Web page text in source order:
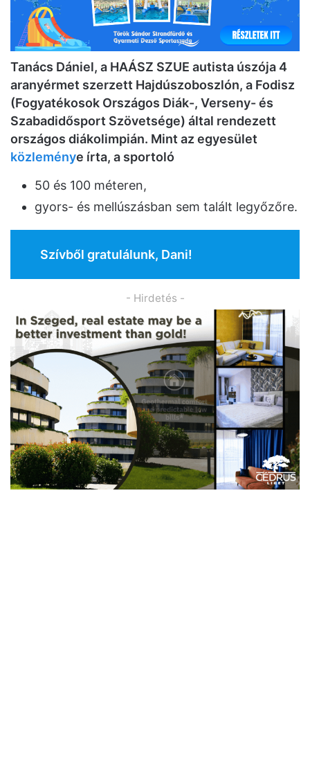
Tanács Dániel, a HAÁSZ SZUE autista úszója 4
aranyérmet szerzett Hajdúszoboszlón, a Fodisz
(Fogyatékosok Országos Diák-, Verseny- és
Szabadidősport Szövetsége) által rendezett
országos diákolimpián. Mint az egyesület
közleménye írta, a sportoló
50 és 100 méteren,
gyors- és mellúszásban sem talált legyőzőre.
Szívből gratulálunk, Dani!
- Hirdetés -